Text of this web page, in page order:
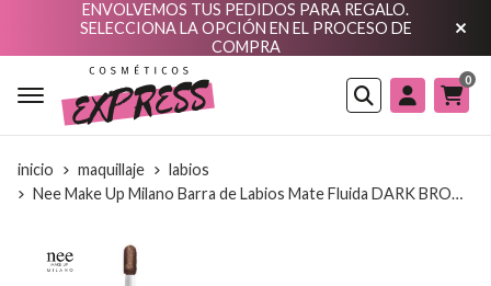
ENVOLVEMOS TUS PEDIDOS PARA REGALO.
SELECCIONA LA OPCIÓN EN EL PROCESO DE
COMPRA
Buscar
0
inicio maquillaje
labios
Nee Make Up Milano Barra de Labios Mate Fluida DARK BROWN